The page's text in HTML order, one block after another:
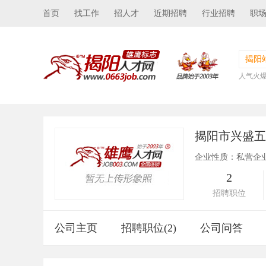
首页 找工作 招人才 近期招聘 行业招聘 职
揭阳
人气火
揭阳市兴盛
企业性质：私营企
2
招聘职位
公司主页 招聘职位(2) 公司问答